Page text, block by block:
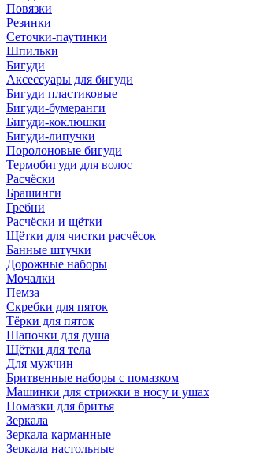
Повязки
Резинки
Сеточки-паутинки
Шпильки
Бигуди
Аксессуары для бигуди
Бигуди пластиковые
Бигуди-бумеранги
Бигуди-коклюшки
Бигуди-липучки
Поролоновые бигуди
Термобигуди для волос
Расчёски
Брашинги
Гребни
Расчёски и щётки
Щётки для чистки расчёсок
Банные штучки
Дорожные наборы
Мочалки
Пемза
Скребки для пяток
Тёрки для пяток
Шапочки для душа
Щётки для тела
Для мужчин
Бритвенные наборы с помазком
Машинки для стрижки в носу и ушах
Помазки для бритья
Зеркала
Зеркала карманные
Зеркала настольные